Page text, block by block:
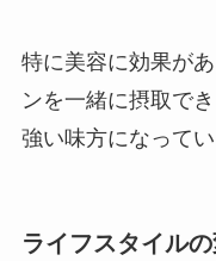
特に美容に効果が
ンを一緒に摂取で
強い味方になってい
ライフスタイル